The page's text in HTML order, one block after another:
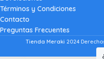
Términos y Condiciones
Contacto
Preguntas Frecuentes
Tienda Meraki 2024